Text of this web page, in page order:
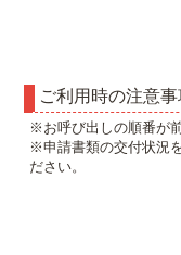
ご利用時の注意
※お呼び出しの順番が
※申請書類の交付状況
ださい。